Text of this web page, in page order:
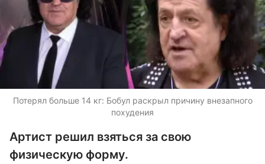
Потерял больше 14 кг: Бобул раскрыл причину внезапного
похудения
Артист решил взяться за свою
физическую форму.